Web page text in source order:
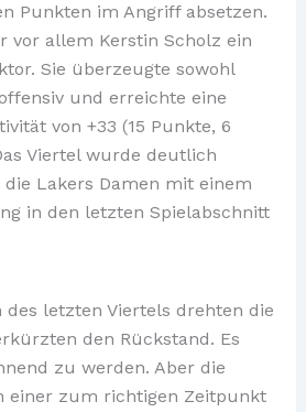
Punkten im Angriff absetzen.
vor allem Kerstin Scholz ein
Sie überzeugte sowohl
und erreichte eine
von +33 (15 Punkte, 6
Viertel wurde deutlich
die Lakers Damen mit einem
in den letzten Spielabschnitt
des letzten Viertels drehten die
den Rückstand. Es
zu werden. Aber die
einer zum richtigen Zeitpunkt